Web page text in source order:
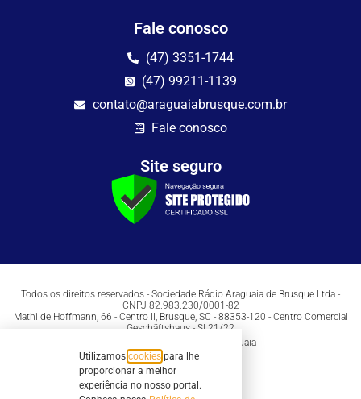
Fale conosco
(47) 3351-1744
(47) 99211-1139
contato@araguaiabrusque.com.br
Fale conosco
Site seguro
Todos os direitos reservados - Sociedade Rádio Araguaia de Brusque Ltda -
CNPJ 82.983.230/0001-82
Mathilde Hoffmann, 66 - Centro II, Brusque, SC - 88353-120 - Centro Comercial
Geschäftshaus - Sl 21/22
Copyright © 2026 | Rádio Araguaia
Utilizamos cookies para lhe
proporcionar a melhor
experiência no nosso portal.